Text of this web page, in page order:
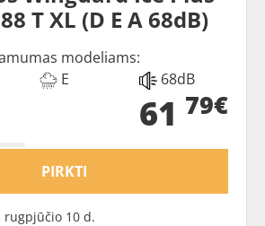
T XL (D E A 68dB)
modeliams:
E 68dB
61 79€
PIRKTI
rugpjūčio 10 d.